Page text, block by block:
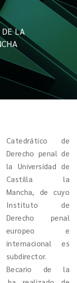
DE LA
Catedrático de
Derecho penal de
la Universidad de
Castilla la
Mancha, de cuyo
Instituto de
Derecho penal
europeo e
internacional es
subdirector.
Becario de la